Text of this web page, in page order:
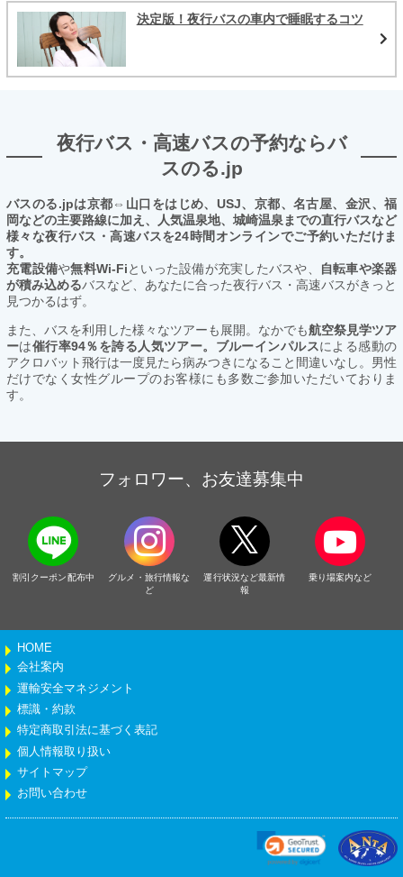
決定版！夜行バスの車内で睡眠するコツ
夜行バス・高速バスの予約ならバ
スのる.jp
バスのる.jpは京都⇔山口をはじめ、USJ、京都、名古屋、金沢、福
岡などの主要路線に加え、人気温泉地、城崎温泉までの直行バスなど
様々な夜行バス・高速バスを24時間オンラインでご予約いただけま
す。
充電設備や無料Wi-Fiといった設備が充実したバスや、
自転車や楽器
が積み込めるバスなど、あなたに合った夜行バス・高速バスがきっと
見つかるはず。
また、バスを利用した様々なツアーも展開。なかでも航空祭見学ツア
ーは催行率94％を誇る人気ツアー。ブルーインパルスによる感動の
アクロバット飛行は一度見たら病みつきになること間違いなし。男性
だけでなく女性グループのお客様にも多数ご参加いただいておりま
す。
フォロワー、お友達募集中
割引クーポン配布中
グルメ・旅行情報な
ど
運行状況など最新情
報
乗り場案内など
HOME
会社案内
運輸安全マネジメント
標識・約款
特定商取引法に基づく表記
個人情報取り扱い
サイトマップ
お問い合わせ